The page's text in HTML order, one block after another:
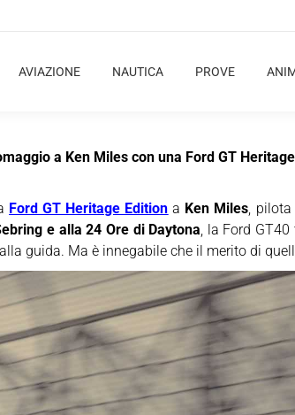
AVIAZIONE NAUTICA PROVE
a Ken Miles con una Ford GT
Ford GT Heritage Edition a Ken Miles, pilota
e alla 24 Ore di Daytona, la Ford
guida. Ma è innegabile che il merito di